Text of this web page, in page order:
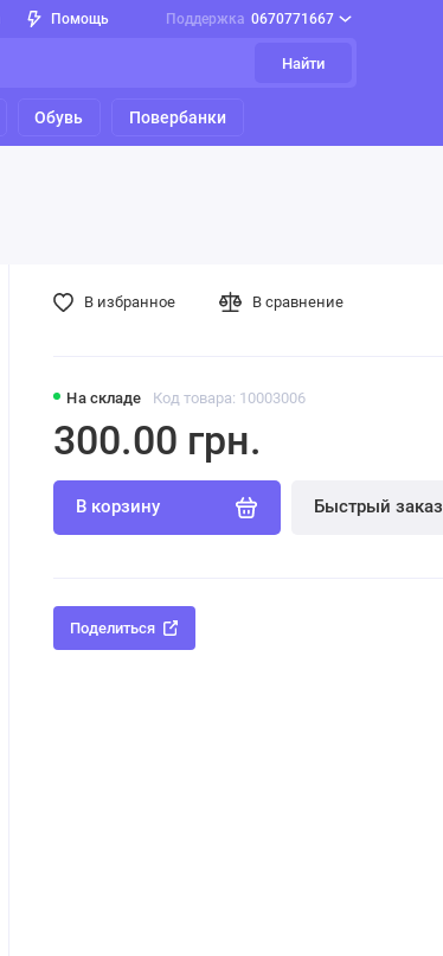
Помощь Поддержка 0670771667
Найти
Обувь Повербанки
На складе Код товара: 10003006
300.00 грн.
В корзину Быстрый заказ
В избранное В сравнение
Поделиться